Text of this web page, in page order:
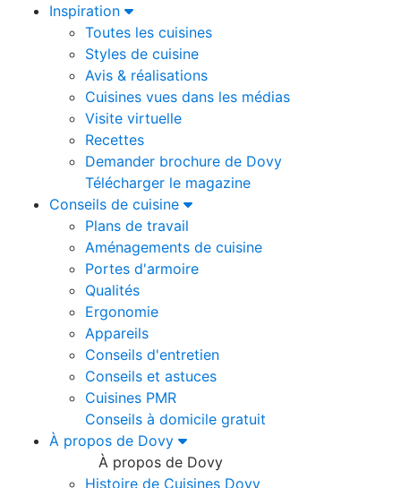
Inspiration
Toutes les cuisines
Styles de cuisine
Avis & réalisations
Cuisines vues dans les médias
Visite virtuelle
Recettes
Demander brochure de Dovy
Télécharger le magazine
Conseils de cuisine
Plans de travail
Aménagements de cuisine
Portes d'armoire
Qualités
Ergonomie
Appareils
Conseils d'entretien
Conseils et astuces
Cuisines PMR
Conseils à domicile gratuit
À propos de Dovy
À propos de Dovy
Histoire de Cuisines Dovy